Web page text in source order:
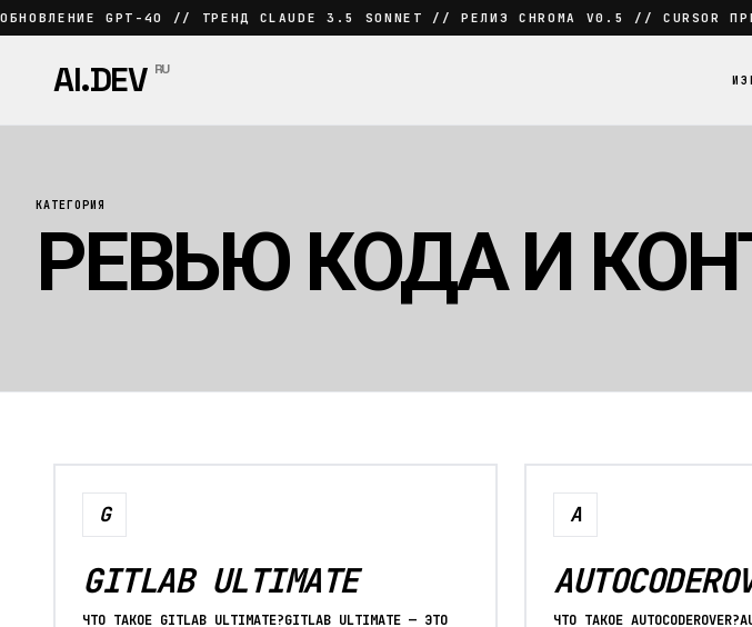
ОБНОВЛЕНИЕ GPT-4O // ТРЕНД CLAUDE 3.5 SONNET // РЕЛИЗ CHROMA V0.5 // CURSOR
AI.DEV RU
КАТЕГОРИЯ
РЕВЬЮ КОДА И
G
GITLAB ULTIMATE
ЧТО ТАКОЕ GITLAB ULTIMATE?GITLAB ULTIMATE — ЭТО
A
ЧТО ТАКОЕ